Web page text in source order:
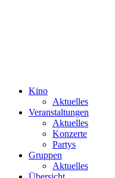
Kino
Aktuelles
Veranstaltungen
Aktuelles
Konzerte
Partys
Gruppen
Aktuelles